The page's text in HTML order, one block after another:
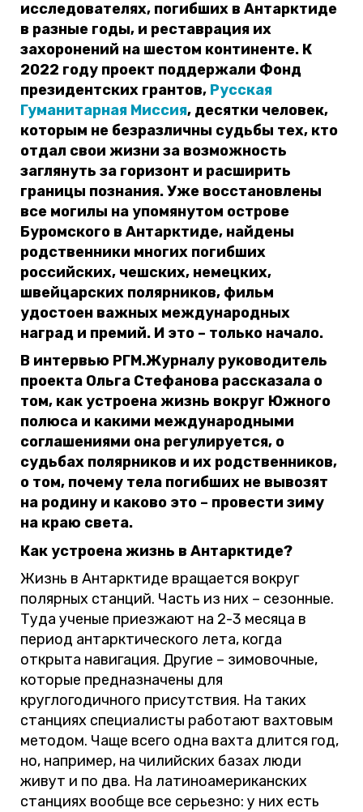
исследователях, погибших в Антарктиде
в разные годы, и реставрация их
захоронений на шестом континенте. К
2022 году проект поддержали Фонд
президентских грантов, Русская
Гуманитарная Миссия, десятки человек,
которым не безразличны судьбы тех, кто
отдал свои жизни за возможность
заглянуть за горизонт и расширить
границы познания. Уже восстановлены
все могилы на упомянутом острове
Буромского в Антарктиде, найдены
родственники многих погибших
российских, чешских, немецких,
швейцарских полярников, фильм
удостоен важных международных
наград и премий. И это – только начало.
В интервью РГМ.Журналу руководитель
проекта Ольга Стефанова рассказала о
том, как устроена жизнь вокруг Южного
полюса и какими международными
соглашениями она регулируется, о
судьбах полярников и их родственников,
о том, почему тела погибших не вывозят
на родину и каково это – провести зиму
на краю света.
Как устроена жизнь в Антарктиде?
Жизнь в Антарктиде вращается вокруг
полярных станций. Часть из них – сезонные.
Туда ученые приезжают на 2-3 месяца в
период антарктического лета, когда
открыта навигация. Другие – зимовочные,
которые предназначены для
круглогодичного присутствия. На таких
станциях специалисты работают вахтовым
методом. Чаще всего одна вахта длится год,
но, например, на чилийских базах люди
живут и по два. На латиноамериканских
станциях вообще все серьезно: у них есть